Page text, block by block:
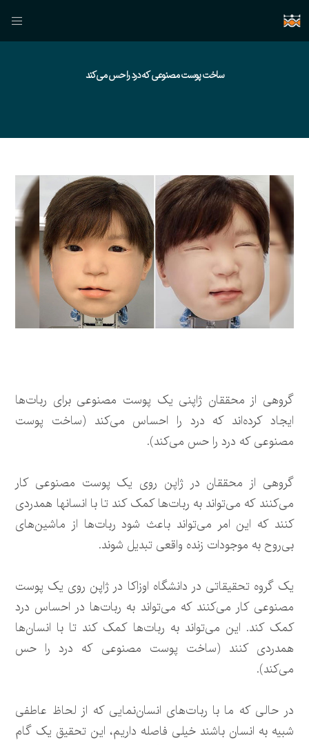
ساخت پوست مصنوعی که درد را حس می‌کند
گروهی از محققان ژاپنی یک پوست مصنوعی برای ربات‌ها
ایجاد کرده‌اند که درد را احساس می‌کند (ساخت پوست
مصنوعی که درد را حس می‌کند).
گروهی از محققان در ژاپن روی یک پوست مصنوعی کار
می‌کنند که می‌تواند به ربات‌ها کمک کند تا با انسانها همدردی
کنند که این امر می‌تواند باعث شود ربات‌ها از ماشین‌های
بی‌روح به موجودات زنده واقعی تبدیل شوند.
یک گروه تحقیقاتی در دانشگاه اوزاکا در ژاپن روی یک پوست
مصنوعی کار می‌کنند که می‌تواند به ربات‌ها در احساس درد
کمک کند. این می‌تواند به ربات‌ها کمک کند تا با انسان‌ها
همدردی کنند (ساخت پوست مصنوعی که درد را حس
می‌کند).
در حالی که ما با ربات‌های انسان‌نمایی که از لحاظ عاطفی
شبیه به انسان باشند خیلی فاصله داریم، این تحقیق یک گام